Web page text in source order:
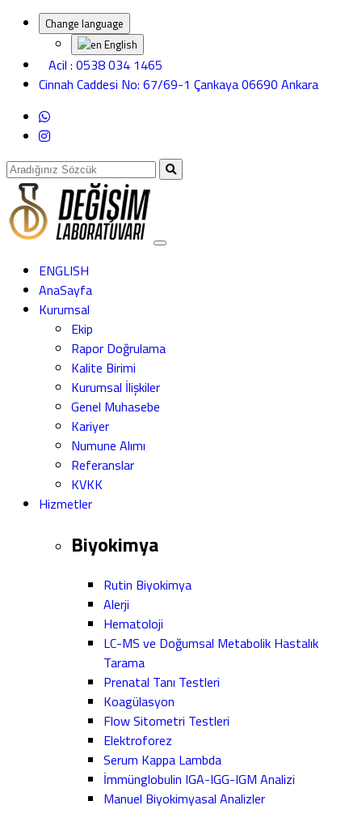
Change language
English
Acil : 0538 034 1465
Cinnah Caddesi No: 67/69-1 Çankaya 06690 Ankara
ENGLISH
AnaSayfa
Kurumsal
Ekip
Rapor Doğrulama
Kalite Birimi
Kurumsal İlişkiler
Genel Muhasebe
Kariyer
Numune Alımı
Referanslar
KVKK
Hizmetler
Biyokimya
Rutin Biyokimya
Alerji
Hematoloji
LC-MS ve Doğumsal Metabolik Hastalık
Tarama
Prenatal Tanı Testleri
Koagülasyon
Flow Sitometri Testleri
Elektroforez
Serum Kappa Lambda
İmmünglobulin IGA-IGG-IGM Analizi
Manuel Biyokimyasal Analizler